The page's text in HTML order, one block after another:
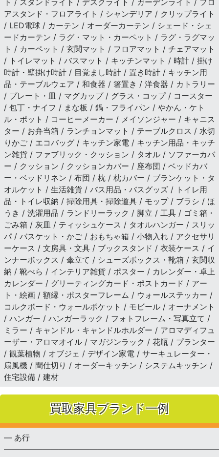
ト / スタンドライト / デスクライト / ガーデンライト / フロ
アスタンド・フロアライト / シャンデリア / クリップライト
/ LED電球 / カーテン / オーダーカーテン / シェード・シェ
ードカーテン / ラグ・マット・カーペット / ラグ・ラグマッ
ト / カーペット / 玄関マット / フロアマット / チェアマット
/ トイレマット / バスマット / キッチンマット / 時計 / 掛け
時計・壁掛け時計 / 目覚まし時計 / 置き時計 / キッチン用
品・テーブルウェア / 和食器 / 箸置き / 洋食器 / カトラリー
/ プレート・皿 / マグカップ / グラス・コップ / コースター
/ 包丁・ナイフ / まな板 / 鍋・フライパン / やかん・ケト
ル・ポット / コーヒーメーカー / メイソンジャー / キャニス
ター / お弁当箱 / ランチョンマット / テーブルクロス / 水切
りかご / エコバッグ / キッチン家電 / キッチン用品・キッチ
ン雑貨 / ファブリック・クッション / タオル / ソファーカバ
ー / クッション / クッションカバー / 座布団 / ベッドカバ
ー・ベッドリネン / 布団 / 枕 / 枕カバー / ブランケット・タ
オルケット / 生活雑貨 / バス用品・バスグッズ / トイレ用
品・トイレ収納 / 掃除用具・掃除道具 / モップ / ブラシ / ほ
うき / 洗濯用品 / ランドリーラック / 脚立 / 工具 / ゴミ箱・
ごみ箱 / 灰皿 / ティッシュケース / タオルハンガー / スリッ
パ / バスケット・かご / おもちゃ箱 / 小物入れ / アクセサリ
ーケース / 文房具・文具 / ブックスタンド / 衣装ケース / イ
ンナーボックス / 傘立て / シューズボックス・靴箱 / 玄関収
納 / 靴べら / インテリア雑貨 / ポスター / カレンダー・卓上
カレンダー / グリーティングカード・ポストカード / アー
ト・絵画 / 額縁・ポスターフレーム / ウォールステッカー /
コルクボード・ウォールポケット / モビール / オーナメント
/ ハンガー / ハンガーラック / フォトフレーム・写真立て /
ミラー / キャンドル・キャンドルホルダー / アロマディフュ
ーザー・アロマオイル / マガジンラック / 花瓶 / プランター
/ 観葉植物 / オブジェ / デザイン家電 / サーキュレーター・
扇風機 / 間仕切り / オーダーキッチン / システムキッチン /
住宅設備 / 建材
買取家具ブランド一例
— あ行